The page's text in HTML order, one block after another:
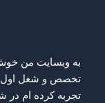
به وبسایت من خوش
تخصص و شغل اول
تجربه کرده ام در